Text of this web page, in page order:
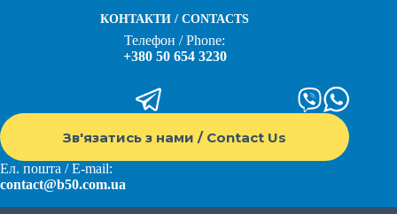
КОНТАКТИ / CONTACTS
Телефон / Phone:
+380 50 654 3230
Зв'язатись з нами / Contact Us
Ел. пошта / E-mail:
contact@b50.com.ua